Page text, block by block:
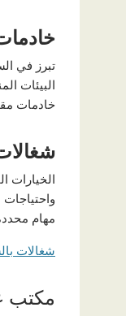
تبرز في
البيئات
خادمات
الخيارات
مهام
شغالات
مكتب